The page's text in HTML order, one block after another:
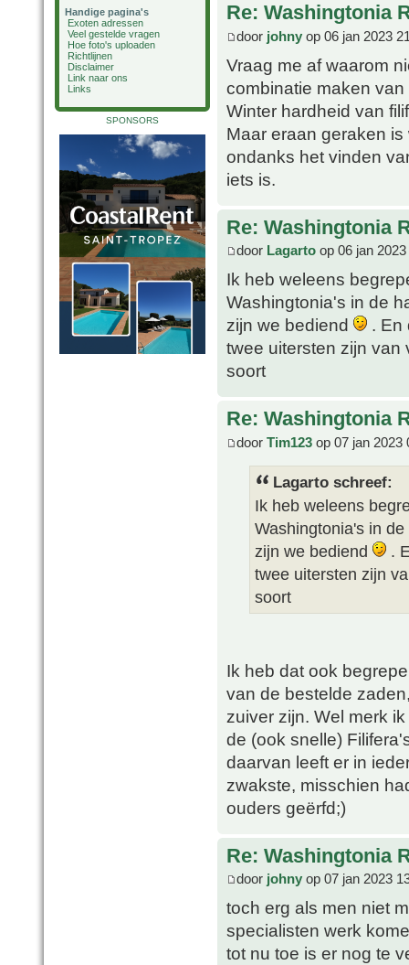
Handige pagina's
Exoten adressen
Veel gestelde vragen
Hoe foto's uploaden
Richtlijnen
Disclaimer
Link naar ons
Links
SPONSORS
Re: Washingtonia
door johny op 06 jan 2023
Vraag me af waarom
combinatie maken
Winter hardheid van
Maar eraan geraken
ondanks het vinden
iets is.
Re: Washingtonia
door Lagarto op 06 jan
Ik heb weleens
Washingtonia's in de
zijn we bediend
. En
twee uitersten zijn
soort
Re: Washingtonia
door Tim123 op 07 jan 2023
Lagarto schreef:
Ik heb weleens
Washingtonia's in
zijn we bediend
.
twee uitersten zijn
soort
Ik heb dat ook
van de bestelde
zuiver zijn. Wel merk
de (ook snelle)
daarvan leeft er in
zwakste, misschien
ouders geërfd;)
Re: Washingtonia
door johny op 07 jan 2023
toch erg als men niet
specialisten werk
tot nu toe is er nog te